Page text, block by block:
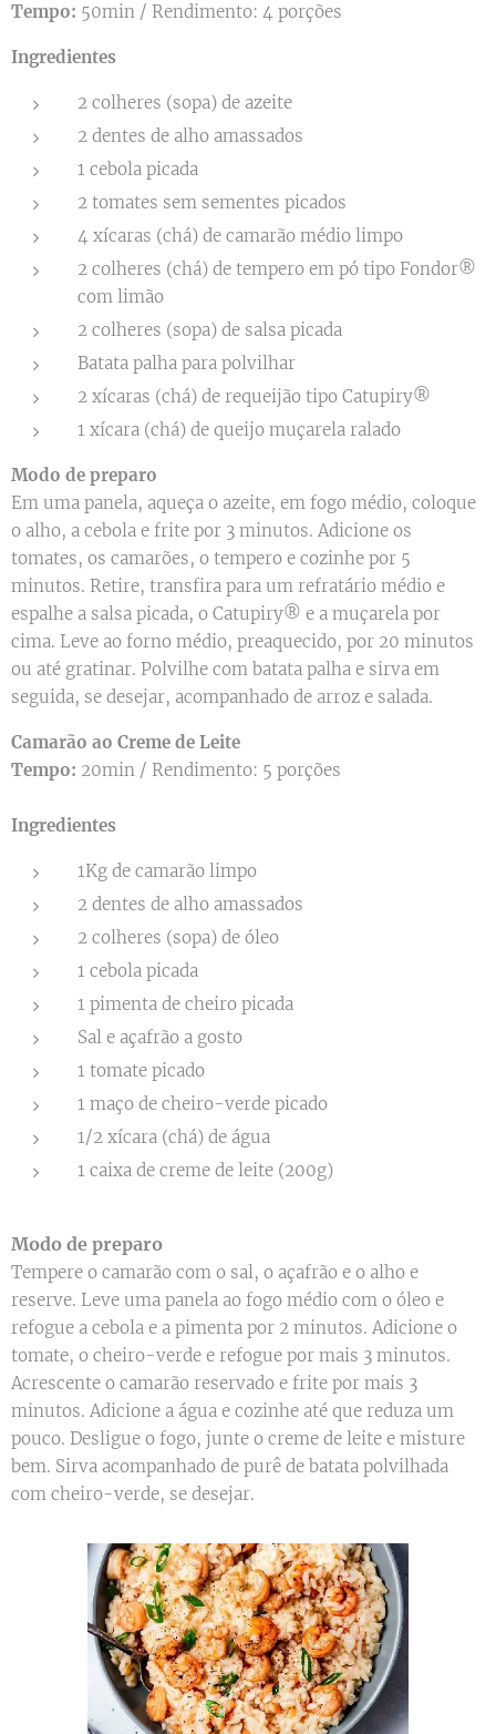
Tempo: 50min / Rendimento: 4 porções
Ingredientes
2 colheres (sopa) de azeite
2 dentes de alho amassados
1 cebola picada
2 tomates sem sementes picados
4 xícaras (chá) de camarão médio limpo
2 colheres (chá) de tempero em pó tipo Fondor®
com limão
2 colheres (sopa) de salsa picada
Batata palha para polvilhar
2 xícaras (chá) de requeijão tipo Catupiry®
1 xícara (chá) de queijo muçarela ralado
Modo de preparo
Em uma panela, aqueça o azeite, em fogo médio, coloque
o alho, a cebola e frite por 3 minutos. Adicione os
tomates, os camarões, o tempero e cozinhe por 5
minutos. Retire, transfira para um refratário médio e
espalhe a salsa picada, o Catupiry® e a muçarela por
cima. Leve ao forno médio, preaquecido, por 20 minutos
ou até gratinar. Polvilhe com batata palha e sirva em
seguida, se desejar, acompanhado de arroz e salada.
Camarão ao Creme de Leite
Tempo: 20min / Rendimento: 5 porções
Ingredientes
1Kg de camarão limpo
2 dentes de alho amassados
2 colheres (sopa) de óleo
1 cebola picada
1 pimenta de cheiro picada
Sal e açafrão a gosto
1 tomate picado
1 maço de cheiro-verde picado
1/2 xícara (chá) de água
1 caixa de creme de leite (200g)
Modo de preparo
Tempere o camarão com o sal, o açafrão e o alho e
reserve. Leve uma panela ao fogo médio com o óleo e
refogue a cebola e a pimenta por 2 minutos. Adicione o
tomate, o cheiro-verde e refogue por mais 3 minutos.
Acrescente o camarão reservado e frite por mais 3
minutos. Adicione a água e cozinhe até que reduza um
pouco. Desligue o fogo, junte o creme de leite e misture
bem. Sirva acompanhado de purê de batata polvilhada
com cheiro-verde, se desejar.